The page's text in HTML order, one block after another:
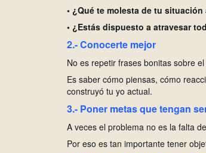
• ¿Qué te molesta de tu situación
• ¿Estás dispuesto a atravesar
2.- Conocerte mejor
No es repetir frases bonitas sobre
Es saber cómo piensas, cómo
construyó tu yo actual.
3.- Poner metas que tengan
A veces el problema no es la falta
Por eso es tan importante tener